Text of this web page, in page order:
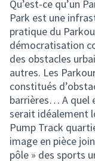
Qu’est-ce qu’un
Park est une
pratique du
démocratisation
des obstacles
autres. Les
constitués
barrières… A quel
serait idéalement
Pump Track
image en pièce
pôle » des sports